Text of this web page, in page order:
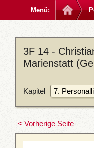
Menü:
3F 14 -
Marienstatt
Kapitel
< Vorherige Seite